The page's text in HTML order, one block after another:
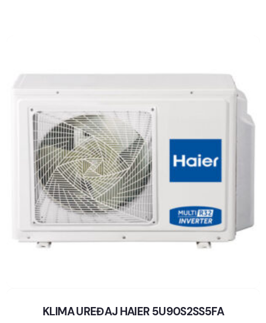
KLIMA UREĐAJ HAIER 5U90S2SS5FA